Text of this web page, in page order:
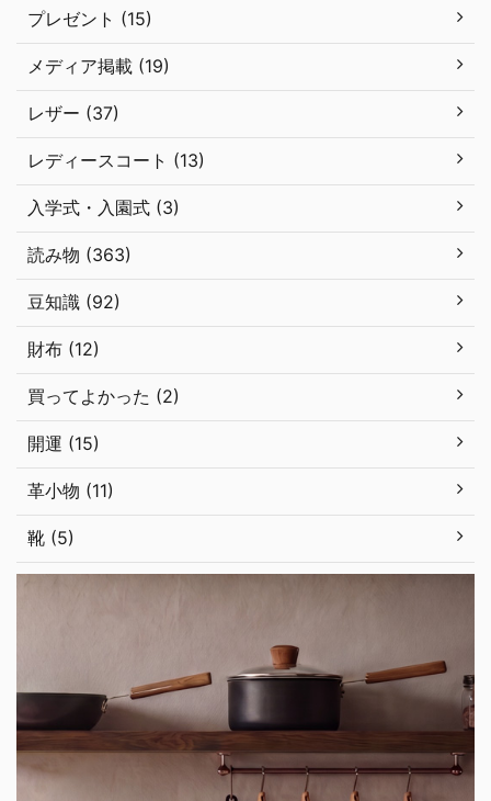
プレゼント (15)
メディア掲載 (19)
レザー (37)
レディースコート (13)
入学式・入園式 (3)
読み物 (363)
豆知識 (92)
財布 (12)
買ってよかった (2)
開運 (15)
革小物 (11)
靴 (5)